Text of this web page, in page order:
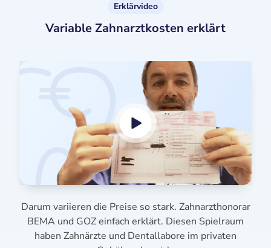
Erklärvideo
Variable Zahnarztkosten erklärt
Darum variieren die Preise so stark. Zahnarzthonorar
BEMA und GOZ einfach erklärt. Diesen Spielraum
haben Zahnärzte und Dentallabore im privaten